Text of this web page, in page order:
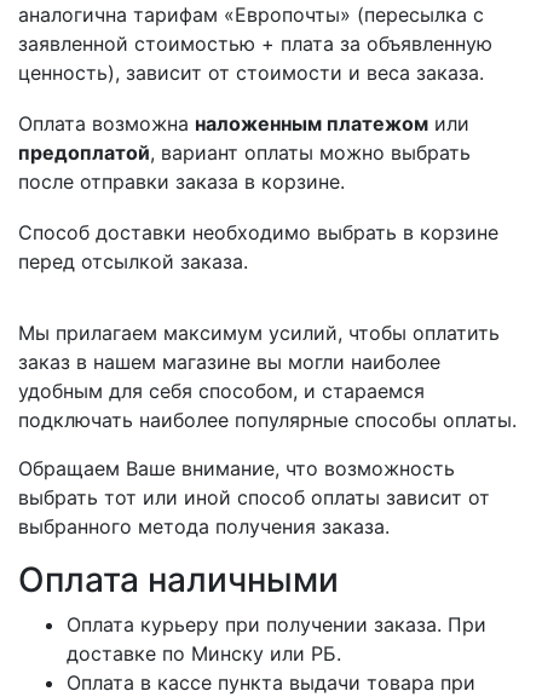
аналогична тарифам «Европочты» (пересылка с
заявленной стоимостью + плата за объявленную
ценность), зависит от стоимости и веса заказа.
Оплата возможна наложенным платежом или
предоплатой, вариант оплаты можно выбрать
после отправки заказа в корзине.
Способ доставки необходимо выбрать в корзине
перед отсылкой заказа.
Мы прилагаем максимум усилий, чтобы оплатить
заказ в нашем магазине вы могли наиболее
удобным для себя способом, и стараемся
подключать наиболее популярные способы оплаты.
Обращаем Ваше внимание, что возможность
выбрать тот или иной способ оплаты зависит от
выбранного метода получения заказа.
Оплата наличными
Оплата курьеру при получении заказа. При
доставке по Минску или РБ.
Оплата в кассе пункта выдачи товара при